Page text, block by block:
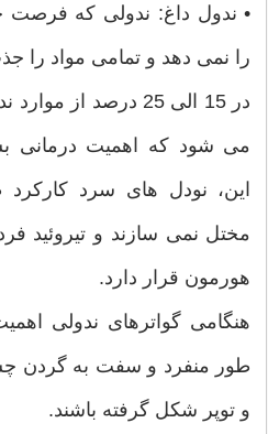
• ندول داغ: ندولی که فرصت
را نمی دهد و تمامی مواد را
در 15 الی 25 درصد
می شود که اهمیت درمانی
این، نودل های سرد کارکرد
مختل نمی سازند و تیروئید
هورمون قرار دارد.
هنگامی گواترهای ندولی
طور منفرد و سفت به گردن
و توپر شکل گرفته باشند.